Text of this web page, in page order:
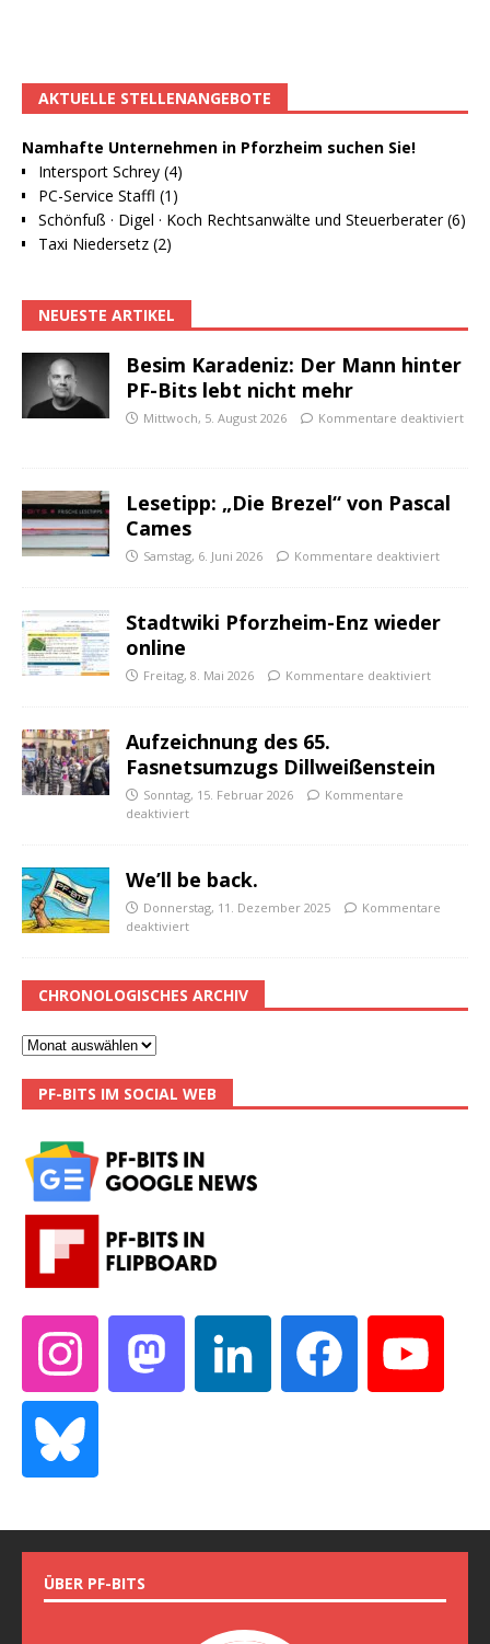
AKTUELLE STELLENANGEBOTE
Namhafte Unternehmen in Pforzheim suchen Sie!
Intersport Schrey (4)
PC-Service Staffl (1)
Schönfuß · Digel · Koch Rechtsanwälte und Steuerberater (6)
Taxi Niedersetz (2)
NEUESTE ARTIKEL
Besim Karadeniz: Der Mann hinter
PF-Bits lebt nicht mehr
Mittwoch, 5. August 2026 Kommentare deaktiviert
Lesetipp: „Die Brezel“ von Pascal
Cames
Samstag, 6. Juni 2026 Kommentare deaktiviert
Stadtwiki Pforzheim-Enz wieder
online
Freitag, 8. Mai 2026 Kommentare deaktiviert
Aufzeichnung des 65.
Fasnetsumzugs Dillweißenstein
Sonntag, 15. Februar 2026
Kommentare
deaktiviert
We’ll be back.
Donnerstag, 11. Dezember 2025
Kommentare
deaktiviert
CHRONOLOGISCHES ARCHIV
PF-BITS IM SOCIAL WEB
ÜBER PF-BITS